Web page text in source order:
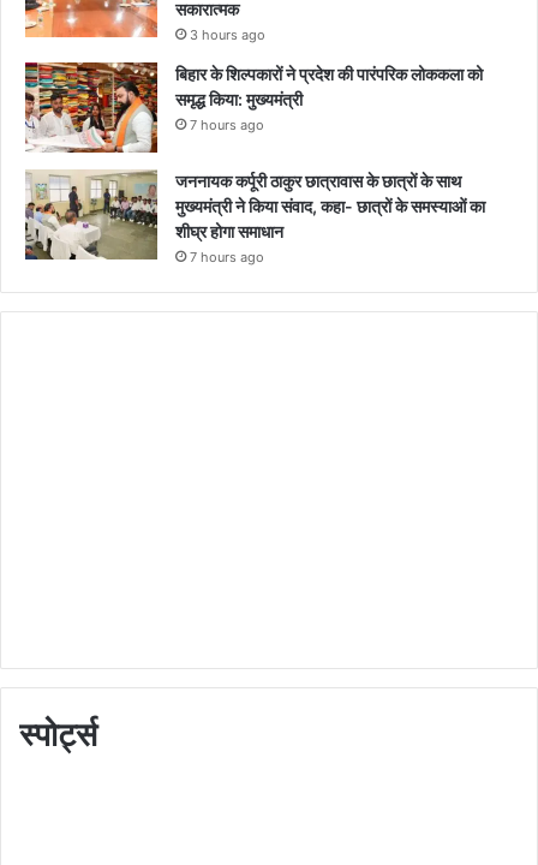
सकारात्मक
3 hours ago
बिहार के शिल्पकारों ने प्रदेश की पारंपरिक लोककला को
समृद्ध किया: मुख्यमंत्री
7 hours ago
जननायक कर्पूरी ठाकुर छात्रावास के छात्रों के साथ
मुख्यमंत्री ने किया संवाद, कहा- छात्रों के समस्याओं का
शीघ्र होगा समाधान
7 hours ago
स्पोर्ट्स